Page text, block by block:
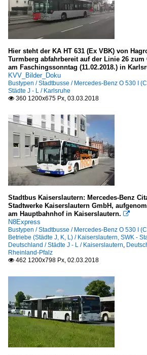
Hier steht der KA HT 631 (Ex VBK) von
Turmberg abfahrbereit auf der Linie 26 zum
am Faschingssonntag (11.02.2018.) in
KVV_Bilder_Doku
Bustypen / Stadtbusse / Mercedes-Benz O 530 I
Städte J - L / Karlsruhe
 360 1200x675 Px, 03.03.2018
Stadtbus Kaiserslautern: Mercedes-Benz
Stadtwerke Kaiserslautern GmbH,
am Hauptbahnhof in Kaiserslautern. 
N8Express
Bustypen / Stadtbusse / Mercedes-Benz O 530 I
Betriebe (Städte J, K, L) / Kaiserslautern, SWK -
Deutschland / Städte J - L / Kaiserslautern,
Rheinland-Pfalz
 462 1200x798 Px, 02.03.2018